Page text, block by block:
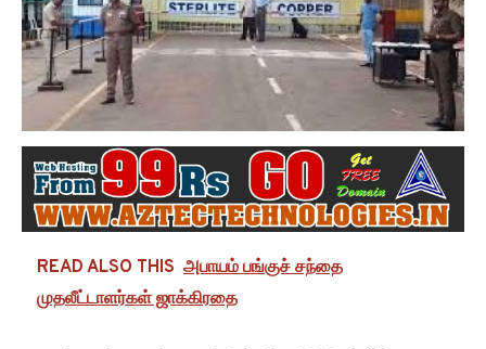
READ ALSO THIS அபாயம் பங்குச் சந்தை
முதலீட்டாளர்கள் ஜாக்கிரதை